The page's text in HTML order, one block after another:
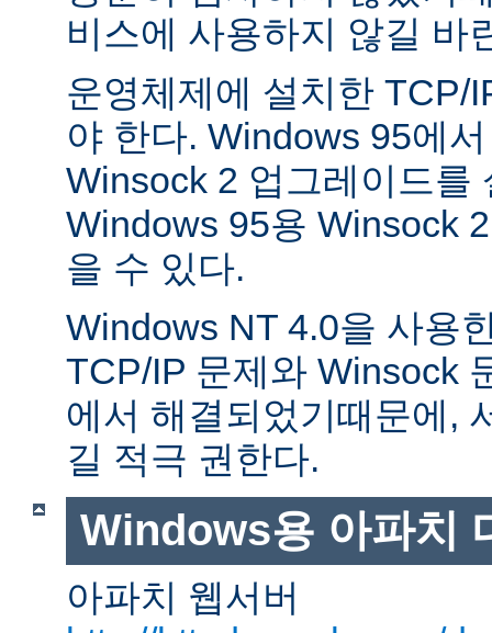
비스에 사용하지 않길 바
운영체제에 설치한 TCP/
야 한다. Windows 95에
Winsock 2 업그레이드를
Windows 95용 Winsock
을 수 있다.
Windows NT 4.0을 사용
TCP/IP 문제와 Winsock
에서 해결되었기때문에,
길 적극 권한다.
Windows용 아파치
아파치 웹서버